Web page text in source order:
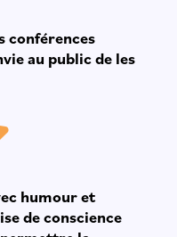
conférences
au public de les
humour et
de conscience